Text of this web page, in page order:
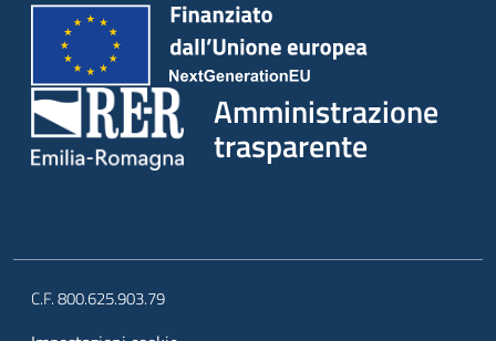
Amministrazione
trasparente
C.F. 800.625.903.79